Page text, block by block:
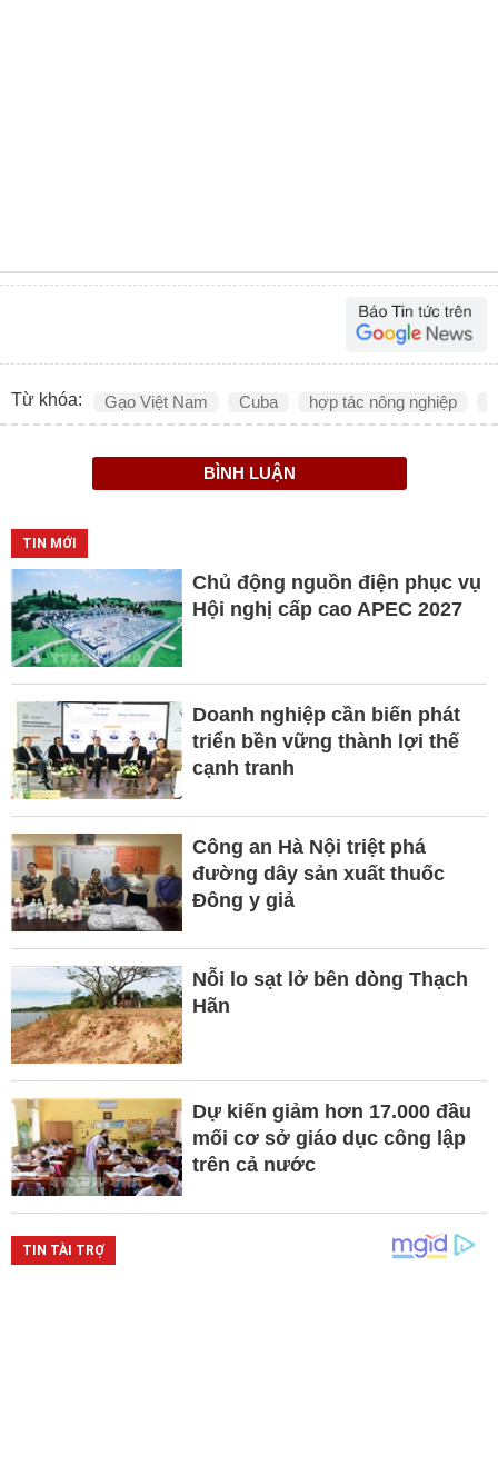
Từ khóa: Gạo Việt Nam Cuba hợp tác nông nghiệp
BÌNH LUẬN
TIN MỚI
Chủ động nguồn điện phục vụ
Hội nghị cấp cao APEC 2027
Doanh nghiệp cần biến phát
triển bền vững thành lợi thế
cạnh tranh
Công an Hà Nội triệt phá
đường dây sản xuất thuốc
Đông y giả
Nỗi lo sạt lở bên dòng Thạch
Hãn
Dự kiến giảm hơn 17.000 đầu
mối cơ sở giáo dục công lập
trên cả nước